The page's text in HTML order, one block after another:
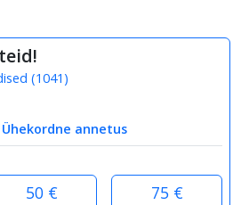
(1041 )
Ühekordne annetus
50 € 75 €